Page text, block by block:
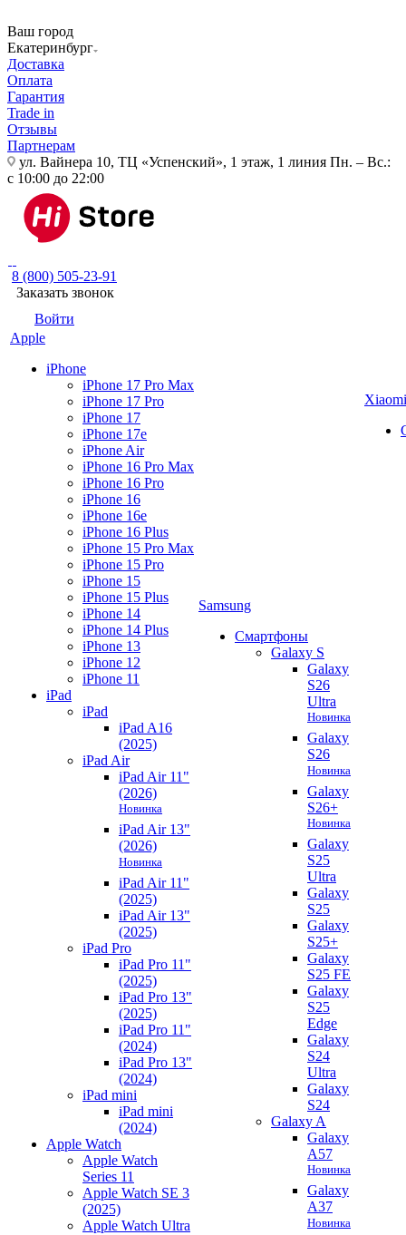
Ваш город
Екатеринбург
Доставка
Оплата
Гарантия
Trade in
Отзывы
Партнерам
ул. Вайнера 10, ТЦ «Успенский», 1 этаж, 1 линия Пн. – Вс.:
с 10:00 до 22:00
8 (800) 505-23-91
Заказать звонок
Войти
Apple
iPhone
iPhone 17 Pro Max
iPhone 17 Pro
iPhone 17
iPhone 17e
iPhone Air
iPhone 16 Pro Max
iPhone 16 Pro
iPhone 16
iPhone 16e
iPhone 16 Plus
iPhone 15 Pro Max
iPhone 15 Pro
iPhone 15
iPhone 15 Plus
iPhone 14
iPhone 14 Plus
iPhone 13
iPhone 12
iPhone 11
iPad
iPad
iPad A16
(2025)
iPad Air
iPad Air 11"
(2026)
Новинка
iPad Air 13"
(2026)
Новинка
iPad Air 11"
(2025)
iPad Air 13"
(2025)
iPad Pro
iPad Pro 11"
(2025)
iPad Pro 13"
(2025)
iPad Pro 11"
(2024)
iPad Pro 13"
(2024)
iPad mini
iPad mini
(2024)
Apple Watch
Apple Watch
Series 11
Apple Watch SE 3
(2025)
Apple Watch Ultra
Samsung
Смартфоны
Galaxy S
Galaxy
S26
Ultra
Новинка
Galaxy
S26
Новинка
Galaxy
S26+
Новинка
Galaxy
S25
Ultra
Galaxy
S25
Galaxy
S25+
Galaxy
S25 FE
Galaxy
S25
Edge
Galaxy
S24
Ultra
Galaxy
S24
Galaxy A
Galaxy
A57
Новинка
Galaxy
A37
Новинка
Xiaomi